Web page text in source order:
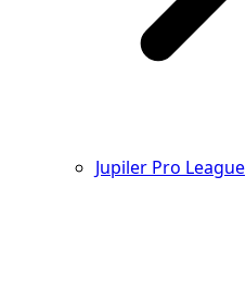
Jupiler Pro League